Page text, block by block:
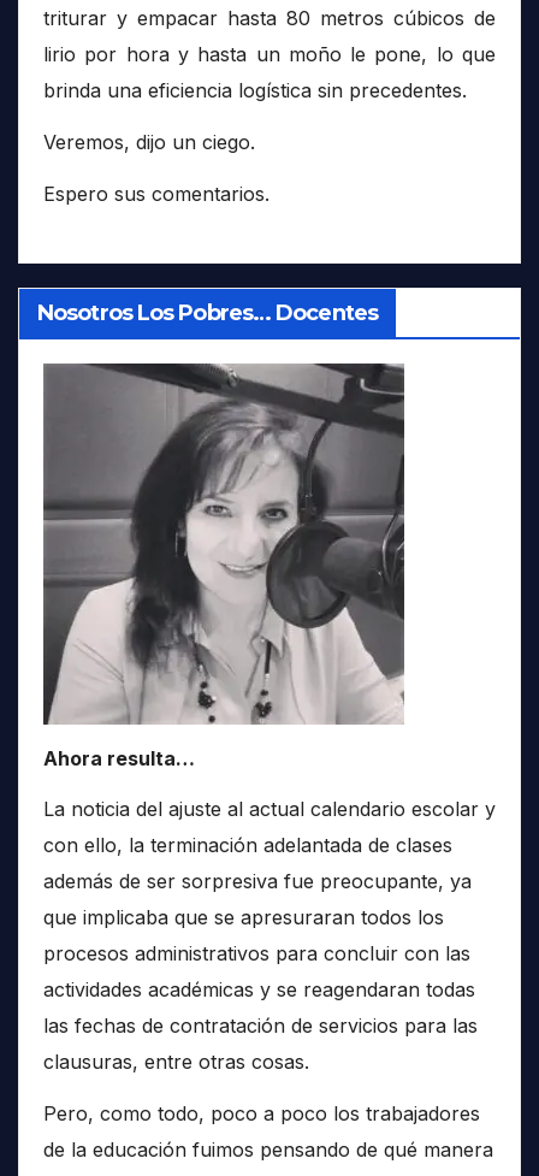
triturar y empacar hasta 80 metros cúbicos de
lirio por hora y hasta un moño le pone, lo que
brinda una eficiencia logística sin precedentes.
Veremos, dijo un ciego.
Espero sus comentarios.
Nosotros Los Pobres… Docentes
Ahora resulta…
La noticia del ajuste al actual calendario escolar y
con ello, la terminación adelantada de clases
además de ser sorpresiva fue preocupante, ya
que implicaba que se apresuraran todos los
procesos administrativos para concluir con las
actividades académicas y se reagendaran todas
las fechas de contratación de servicios para las
clausuras, entre otras cosas.
Pero, como todo, poco a poco los trabajadores
de la educación fuimos pensando de qué manera